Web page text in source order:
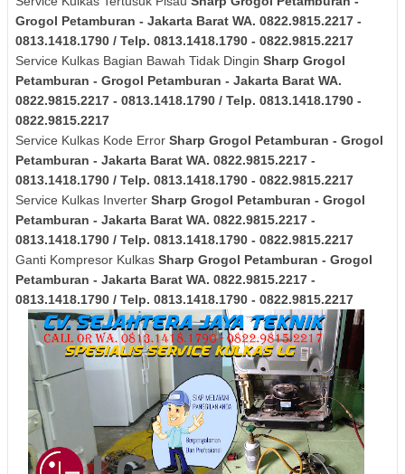
Grogol Petamburan - Jakarta Barat WA. 0822.9815.2217 -
0813.1418.1790 / Telp. 0813.1418.1790 - 0822.9815.2217
Service Kulkas Bagian Bawah Tidak Dingin Sharp Grogol
Petamburan - Grogol Petamburan - Jakarta Barat WA.
0822.9815.2217 - 0813.1418.1790 / Telp. 0813.1418.1790 -
0822.9815.2217
Service Kulkas Kode Error Sharp Grogol Petamburan - Grogol
Petamburan - Jakarta Barat WA. 0822.9815.2217 -
0813.1418.1790 / Telp. 0813.1418.1790 - 0822.9815.2217
Service Kulkas Inverter Sharp Grogol Petamburan - Grogol
Petamburan - Jakarta Barat WA. 0822.9815.2217 -
0813.1418.1790 / Telp. 0813.1418.1790 - 0822.9815.2217
Ganti Kompresor Kulkas Sharp Grogol Petamburan - Grogol
Petamburan - Jakarta Barat WA. 0822.9815.2217 -
0813.1418.1790 / Telp. 0813.1418.1790 - 0822.9815.2217